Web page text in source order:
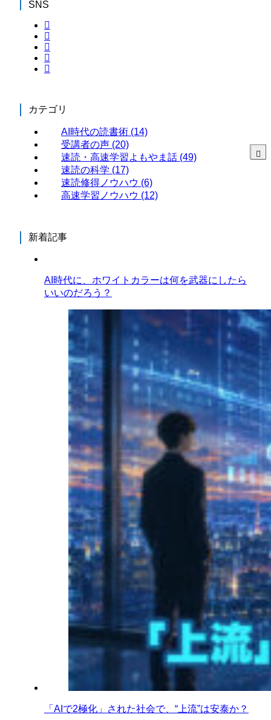
SNS
カテゴリ
AI時代の読書術 (14)
受講者の声 (20)
速読・高速学習よもやま話 (49)
速読の科学 (17)
速読修得ノウハウ (6)
高速学習ノウハウ (12)
新着記事
AI時代に、ホワイトカラーは何を武器にしたら
いいのだろう？
「AIで2極化」された社会で、“上流”は安泰か？